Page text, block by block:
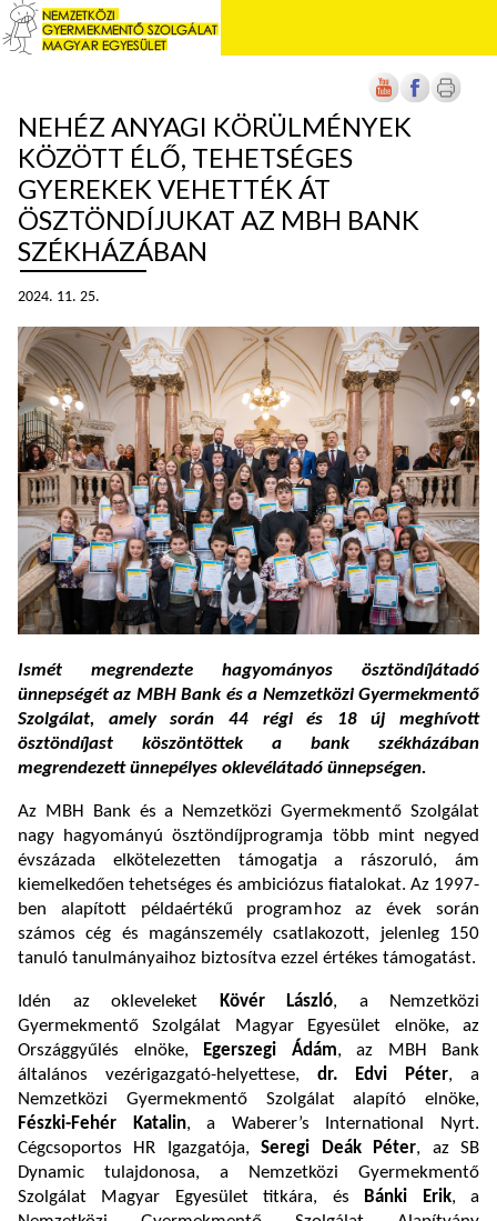
NEHÉZ ANYAGI KÖRÜLMÉNYEK
KÖZÖTT ÉLŐ, TEHETSÉGES
GYEREKEK VEHETTÉK ÁT
ÖSZTÖNDÍJUKAT AZ MBH BANK
SZÉKHÁZÁBAN
2024. 11. 25.
Ismét megrendezte hagyományos ösztöndíjátadó
ünnepségét az MBH Bank és a Nemzetközi Gyermekmentő
Szolgálat, amely során 44 régi és 18 új meghívott
ösztöndíjast köszöntöttek a bank székházában
megrendezett ünnepélyes oklevélátadó ünnepségen.
Az MBH Bank és a Nemzetközi Gyermekmentő Szolgálat
nagy hagyományú ösztöndíjprogramja több mint negyed
évszázada elkötelezetten támogatja a rászoruló, ám
kiemelkedően tehetséges és ambiciózus fiatalokat. Az 1997-
ben alapított példaértékű programhoz az évek során
számos cég és magánszemély csatlakozott, jelenleg 150
tanuló tanulmányaihoz biztosítva ezzel értékes támogatást.
Idén az okleveleket Kövér László, a Nemzetközi
Gyermekmentő Szolgálat Magyar Egyesület elnöke, az
Országgyűlés elnöke, Egerszegi Ádám, az MBH Bank
általános vezérigazgató-helyettese, dr. Edvi Péter, a
Nemzetközi Gyermekmentő Szolgálat alapító elnöke,
Fészki-Fehér Katalin, a Waberer’s International Nyrt.
Cégcsoportos HR Igazgatója,Seregi Deák Péter, az SB
Dynamic tulajdonosa, a Nemzetközi Gyermekmentő
Szolgálat Magyar Egyesület titkára, és Bánki Erik, a